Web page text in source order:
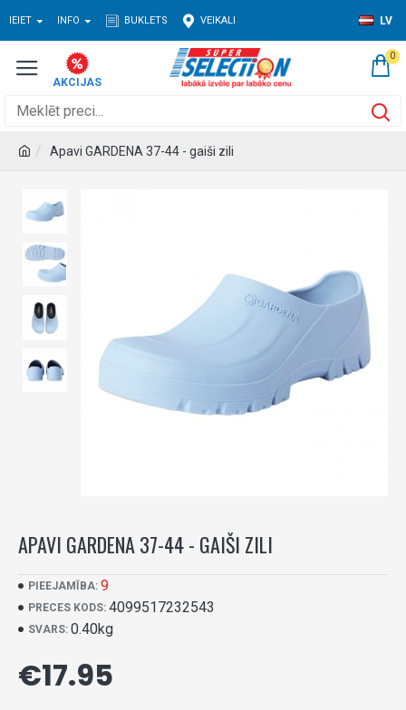
IEIET INFO BUKLETS VEIKALI LV
0
Apavi GARDENA 37-44 - gaiši zili
APAVI GARDENA 37-44 - GAIŠI ZILI
PIEEJAMĪBA: 9
PRECES KODS: 4099517232543
SVARS: 0.40kg
€17.95